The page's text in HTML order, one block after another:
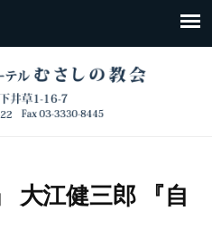
大江健三郎 『自